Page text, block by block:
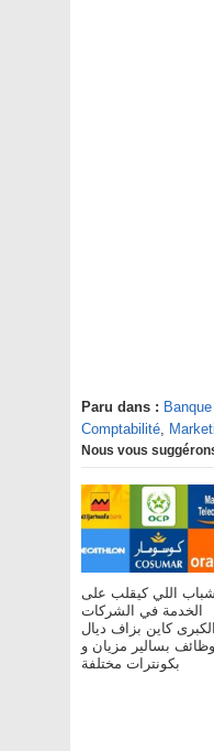
Paru dans :
Comptabilité,
Nous vous
اللي كيقلب على
الخدمة في الشركات
الكبرى كاين بزاف ديال
بسالير مزيان و
بكونترات مختلفة